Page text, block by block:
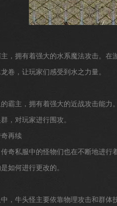
，拥有着强大的水系魔法攻击。
卷，让玩家们感受到水之力量。
霸主，拥有着强大的近战攻击能力
，对玩家进行围攻。
再续
奇私服中的怪物们也在不断地进
如何进行更改的。
，牛头怪主要依靠物理攻击和群